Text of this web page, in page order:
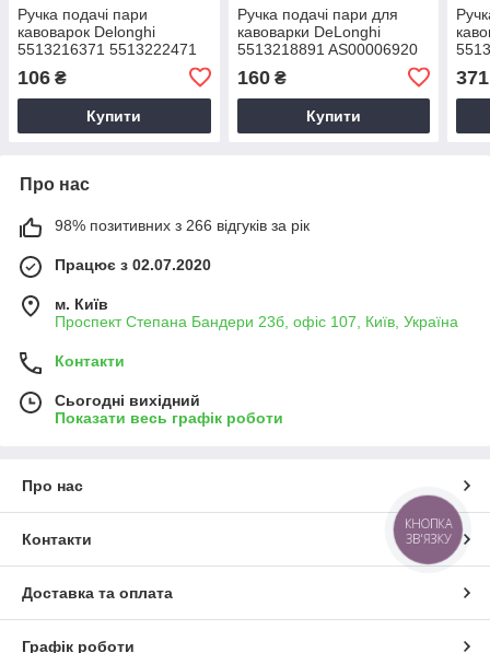
Ручка подачі пари
кавоварок Delonghi
5513216371 5513222471
106 ₴
Купити
Ручка подачі пари для
кавоварки DeLonghi
5513218891 AS00006920
160₴
Купити
371
Про нас
98% позитивних з 266 відгуків за рік
Працює з 02.07.2020
м. Київ
Проспект Степана Бандери 23б, офіс 107, Київ, Україна
Контакти
Сьогодні вихідний
Показати весь графік роботи
Про нас
Контакти
Доставка та оплата
Графік роботи
КНОПКА
ЗВ'ЯЗКУ